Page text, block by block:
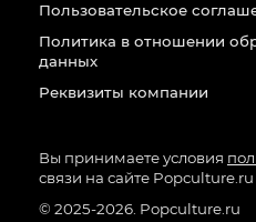
Пользовательское
Политика в отношении
данных
Реквизиты компании
Вы принимаете условия
связи на сайте Popculture.ru
© 2025-2026. Popculture.ru